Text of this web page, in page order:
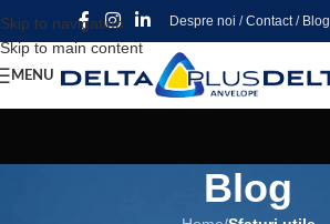
Skip to navigation
Skip to main content
Despre noi /Contact/ Blog
MENU
Blog